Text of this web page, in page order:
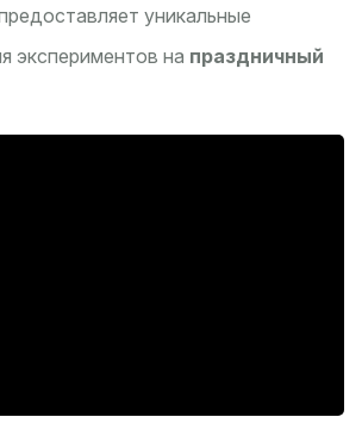
уникальные
экспериментов на праздничный